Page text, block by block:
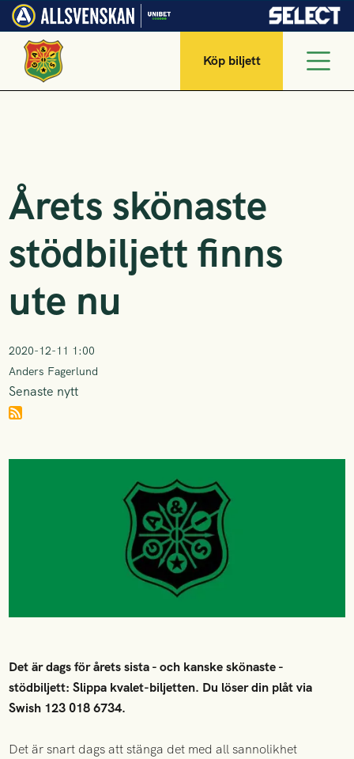
Köp biljett
Årets skönaste
stödbiljett finns
ute nu
2020-12-11 1:00
Anders Fagerlund
Senaste nytt
Det är dags för årets sista - och kanske skönaste -
stödbiljett: Slippa kvalet-biljetten. Du löser din plåt via
Swish 123 018 6734.
Det är snart dags att stänga det med all sannolikhet